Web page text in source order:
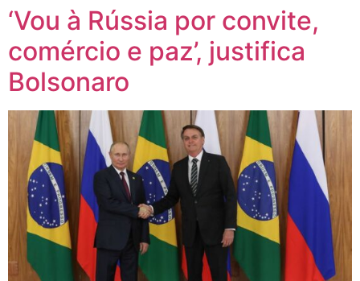
‘Vou à Rússia por convite,
comércio e paz’, justifica
Bolsonaro